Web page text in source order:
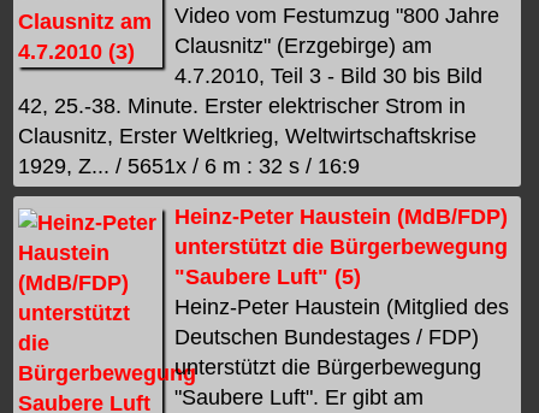
Video vom Festumzug "800 Jahre
Clausnitz" (Erzgebirge) am
4.7.2010, Teil 3 - Bild 30 bis Bild
42, 25.-38. Minute. Erster elektrischer Strom in
Clausnitz, Erster Weltkrieg, Weltwirtschaftskrise
1929, Z... / 5651x / 6 m : 32 s / 16:9
Heinz-Peter Haustein (MdB/FDP)
unterstützt die Bürgerbewegung
"Saubere Luft" (5)
Heinz-Peter Haustein (Mitglied des
Deutschen Bundestages / FDP)
unterstützt die Bürgerbewegung
"Saubere Luft". Er gibt am